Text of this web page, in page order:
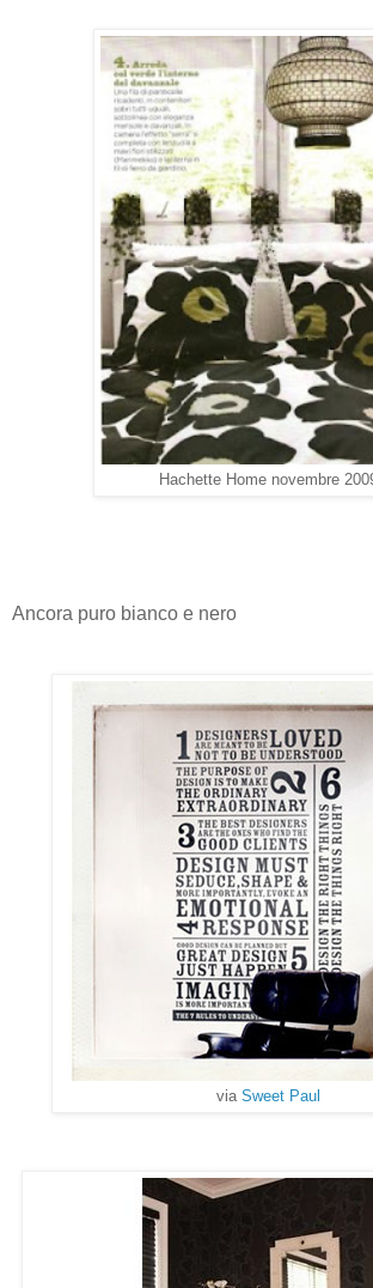
Hachette Home novembre
Ancora puro bianco e nero
via Sweet Paul